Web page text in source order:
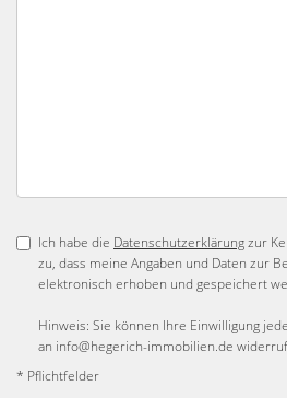
Ich habe die Datenschutzerklärungzur
zu, dass meine Angaben und Daten zur
elektronisch erhoben und gespeichert
Hinweis: Sie können Ihre Einwilligung
an info@hegerich-immobilien.de
* Pflichtfelder